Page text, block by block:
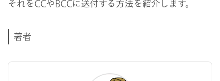
それをCCやBCCに送付する方法を紹介します。
著者